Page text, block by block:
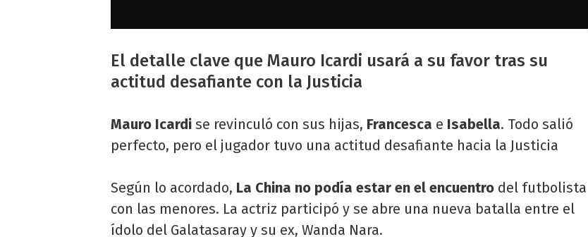
El detalle clave que Mauro Icardi usará a su favor tras su
actitud desafiante con la Justicia
Mauro Icardi se revinculó con sus hijas, Francesca e Isabella. Todo salió
perfecto, pero el jugador tuvo una actitud desafiante hacia la Justicia
Según lo acordado, La China no podía estar en el encuentro del futbolista
con las menores. La actriz participó y se abre una nueva batalla entre el
ídolo del Galatasaray y su ex, Wanda Nara.